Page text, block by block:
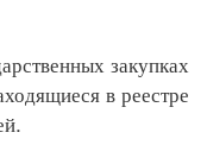
закупках
в реестре